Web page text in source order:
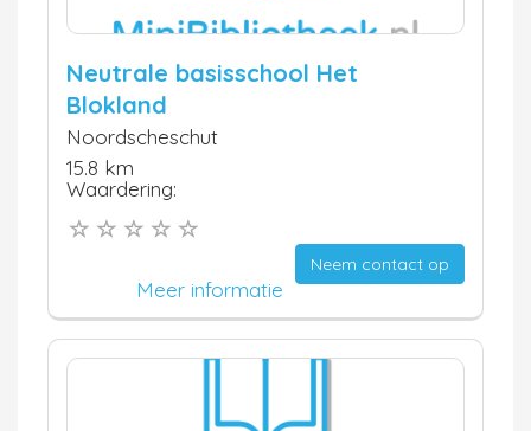
Neutrale basisschool Het
Blokland
Noordscheschut
15.8 km
Waardering:
Neem contact op
Meer informatie